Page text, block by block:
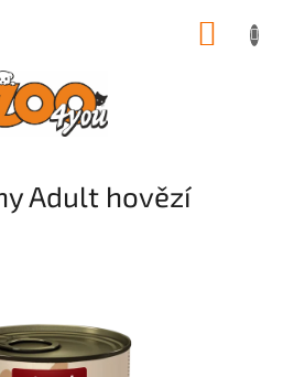
Adult hovězí